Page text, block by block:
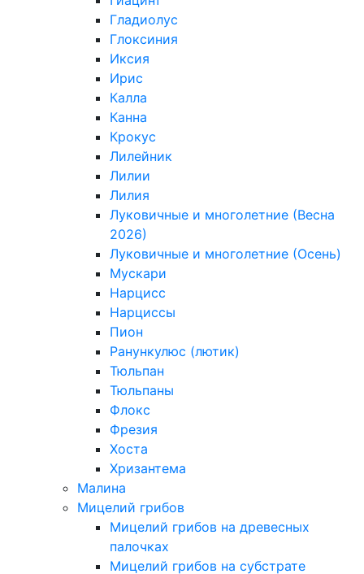
Гладиолус
Глоксиния
Иксия
Ирис
Калла
Канна
Крокус
Лилейник
Лилии
Лилия
Луковичные и многолетние (Весна
2026)
Луковичные и многолетние (Осень)
Мускари
Нарцисс
Нарциссы
Пион
Ранункулюс (лютик)
Тюльпан
Тюльпаны
Флокс
Фрезия
Хоста
Хризантема
Малина
Мицелий грибов
Мицелий грибов на древесных
палочках
Мицелий грибов на субстрате